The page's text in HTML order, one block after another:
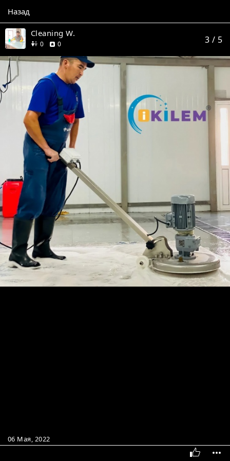
Назад
Cleaning W.
0друзей
0отзывов 3 / 5
06 Мая, 2022